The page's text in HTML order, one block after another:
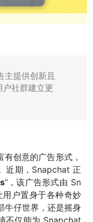
主提供创新且
社群建立更
创意的广告形式，
近期，Snapchat 正
”，该广告形式由 Sn
户置身于各种奇妙
牛仔世界，还是摇身